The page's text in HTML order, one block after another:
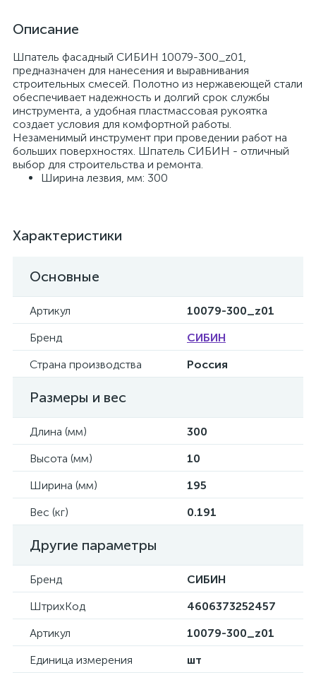
Описание
Шпатель фасадный СИБИН 10079-300_z01,
предназначен для нанесения и выравнивания
строительных смесей. Полотно из нержавеющей стали
обеспечивает надежность и долгий срок службы
инструмента, а удобная пластмассовая рукоятка
создает условия для комфортной работы.
Незаменимый инструмент при проведении работ на
больших поверхностях. Шпатель СИБИН - отличный
выбор для строительства и ремонта.
Ширина лезвия, мм: 300
Характеристики
Основные
Артикул
10079-300_z01
Бренд
СИБИН
Страна производства
Россия
Размеры и вес
Длина (мм)
300
Высота (мм)
10
Ширина (мм)
195
Вес (кг)
0.191
Другие параметры
Бренд
СИБИН
ШтрихКод
4606373252457
Артикул
10079-300_z01
Единица измерения
шт